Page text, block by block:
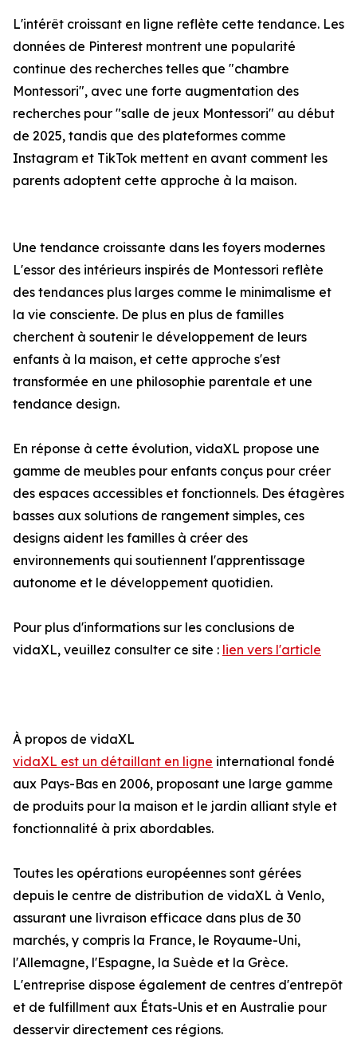
L'intérêt croissant en ligne reflète cette tendance. Les
données de Pinterest montrent une popularité
continue des recherches telles que "chambre
Montessori", avec une forte augmentation des
recherches pour "salle de jeux Montessori" au début
de 2025, tandis que des plateformes comme
Instagram et TikTok mettent en avant comment les
parents adoptent cette approche à la maison.
Une tendance croissante dans les foyers modernes
L'essor des intérieurs inspirés de Montessori reflète
des tendances plus larges comme le minimalisme et
la vie consciente. De plus en plus de familles
cherchent à soutenir le développement de leurs
enfants à la maison, et cette approche s'est
transformée en une philosophie parentale et une
tendance design.
En réponse à cette évolution, vidaXL propose une
gamme de meubles pour enfants conçus pour créer
des espaces accessibles et fonctionnels. Des étagères
basses aux solutions de rangement simples, ces
designs aident les familles à créer des
environnements qui soutiennent l'apprentissage
autonome et le développement quotidien.
Pour plus d'informations sur les conclusions de
vidaXL, veuillez consulter ce site : lien vers l'article
À propos de vidaXL
vidaXL est un détaillant en ligne international fondé
aux Pays-Bas en 2006, proposant une large gamme
de produits pour la maison et le jardin alliant style et
fonctionnalité à prix abordables.
Toutes les opérations européennes sont gérées
depuis le centre de distribution de vidaXL à Venlo,
assurant une livraison efficace dans plus de 30
marchés, y compris la France, le Royaume-Uni,
l'Allemagne, l'Espagne, la Suède et la Grèce.
L'entreprise dispose également de centres d'entrepôt
et de fulfillment aux États-Unis et en Australie pour
desservir directement ces régions.